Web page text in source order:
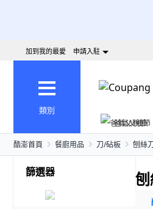
加到我的最愛 申請入駐
類別
爸氣父親節
酷澎首頁 餐廚用品 刀/砧板 刨絲
篩選器